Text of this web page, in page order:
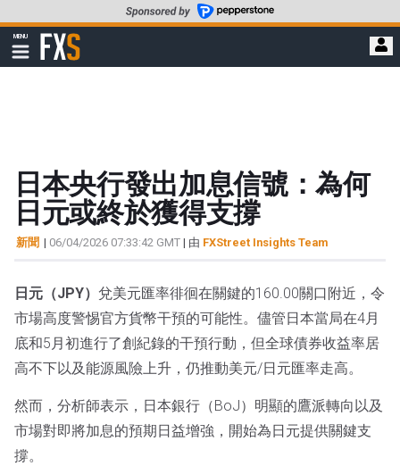
至
要
MENU
顯
示
FXStreet
日本央行發出加息信號：為何
日元或終於獲得支撐
新聞 | 06/04/2026 07:33:42 GMT | 由 FXStreet Insights Team
日元（JPY） 兌美元匯率徘徊在關鍵的160.00關口附近，令
市場高度警惕官方貨幣干預的可能性。儘管日本當局在4月
底和5月初進行了創紀錄的干預行動，但全球債券收益率居
高不下以及能源風險上升，仍推動美元/日元匯率走高。
然而，分析師表示，日本銀行（BoJ）明顯的鷹派轉向以及
市場對即將加息的預期日益增強，開始為日元提供關鍵支
撐。